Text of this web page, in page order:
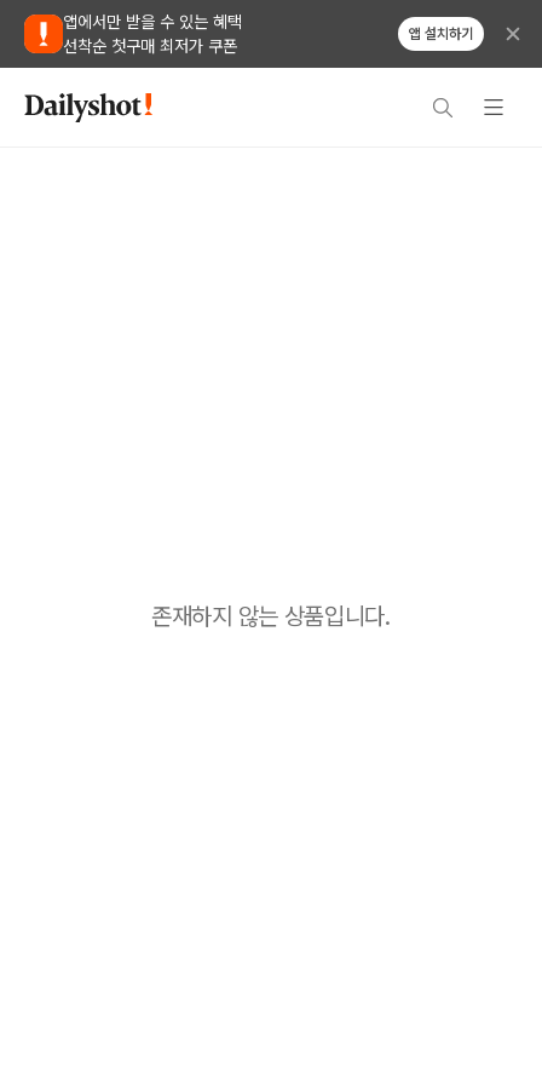
앱에서만 받을 수 있는 혜택
선착순 첫구매 최저가 쿠폰
앱 설치하기
존재하지 않는 상품입니다.